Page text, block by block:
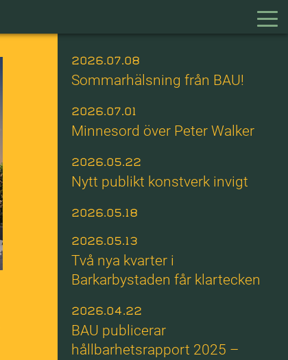
2026.07.08
Sommarhälsning från BAU!
2026.07.01
Minnesord över Peter Walker
2026.05.22
Nytt publikt konstverk invigt
2026.05.18
2026.05.13
Två nya kvarter i
Barkarbystaden får klartecken
2026.04.22
BAU publicerar
hållbarhetsrapport 2025 –